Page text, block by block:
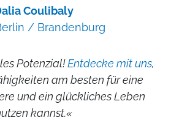
Coulibaly
/ Brandenburg
Potenzial!Entdecke mit uns,
am besten für eine
und ein glückliches Leben
kannst.«